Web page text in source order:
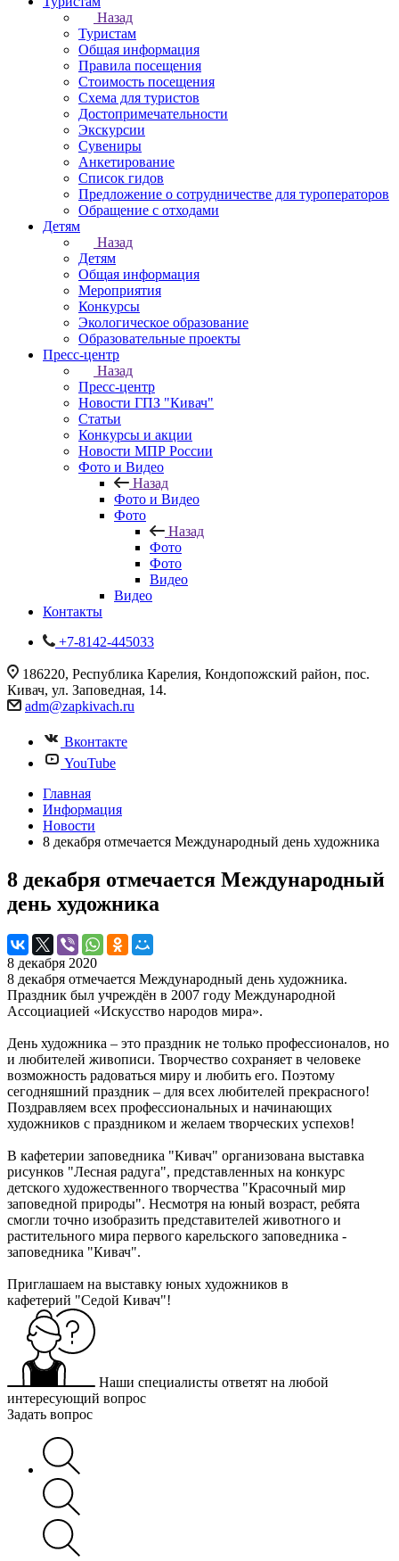
Назад
Туристам
Общая информация
Правила посещения
Стоимость посещения
Схема для туристов
Достопримечательности
Экскурсии
Сувениры
Анкетирование
Список гидов
Предложение о сотрудничестве для туроператоров
Обращение с отходами
Детям
Назад
Детям
Общая информация
Мероприятия
Конкурсы
Экологическое образование
Образовательные проекты
Пресс-центр
Назад
Пресс-центр
Новости ГПЗ "Кивач"
Статьи
Конкурсы и акции
Новости МПР России
Фото и Видео
Назад
Фото и Видео
Фото
Назад
Фото
Фото
Видео
Видео
Контакты
+7-8142-445033
186220, Республика Карелия, Кондопожский район, пос.
Кивач, ул. Заповедная, 14.
adm@zapkivach.ru
Вконтакте
YouTube
Главная
Информация
Новости
8 декабря отмечается Международный день художника
8 декабря отмечается Международный
день художника
8 декабря 2020
8 декабря отмечается Международный день художника.
Праздник был учреждён в 2007 году Международной
Ассоциацией «Искусство народов мира».
День художника – это праздник не только профессионалов, но
и любителей живописи. Творчество сохраняет в человеке
возможность радоваться миру и любить его. Поэтому
сегодняшний праздник – для всех любителей прекрасного!
Поздравляем всех профессиональных и начинающих
художников с праздником и желаем творческих успехов!
В кафетерии заповедника "Кивач" организована выставка
рисунков "Лесная радуга", представленных на конкурс
детского художественного творчества "Красочный мир
заповедной природы". Несмотря на юный возраст, ребята
смогли точно изобразить представителей животного и
растительного мира первого карельского заповедника -
заповедника "Кивач".
Приглашаем на выставку юных художников в
кафетерий "Седой Кивач"!
Наши специалисты ответят на любой
интересующий вопрос
Задать вопрос